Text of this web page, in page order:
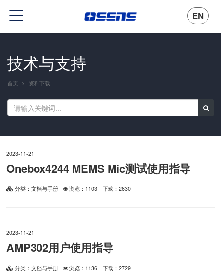
EN
技术与支持
首页 资料下载
2023-11-21
Onebox4244 MEMS Mic测试使用指导
分类：文档与手册 浏览：1103 下载：2630
2023-11-21
AMP302用户使用指导
分类：文档与手册 浏览：1136 下载：2729